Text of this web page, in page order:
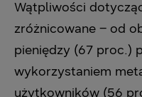
Wątpliwości
zróżnicowane – od
pieniędzy (67 proc.)
wykorzystaniem
użytkowników (56